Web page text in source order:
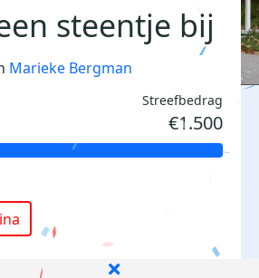
steentje bij
Marieke Bergman
Streefbedrag
€1.500